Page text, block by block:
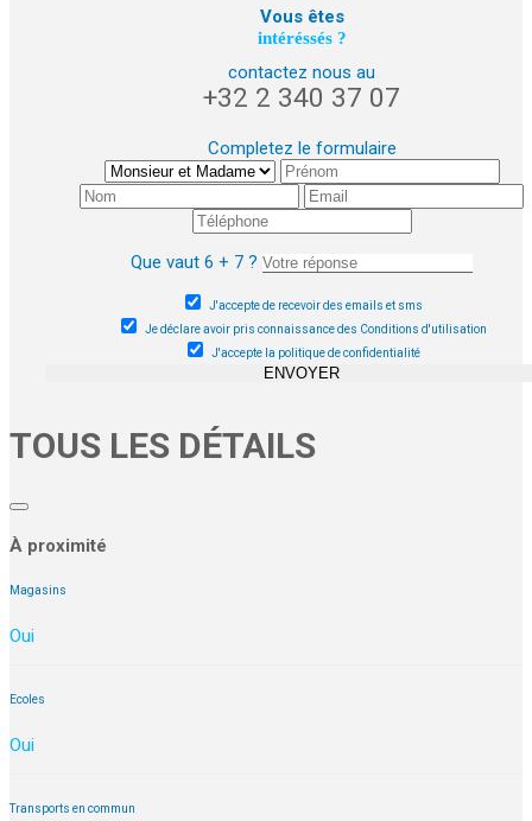
Vous êtes
intéréssés ?
contactez nous au
+32 2 340 37 07
Completez le formulaire
Que vaut 6 + 7 ?
J'accepte de recevoir des emails et sms
Je déclare avoir pris connaissance des Conditions d'utilisation
J'accepte la politique de confidentialité
ENVOYER
TOUS LES DÉTAILS
À proximité
Magasins
Oui
Ecoles
Oui
Transports en commun